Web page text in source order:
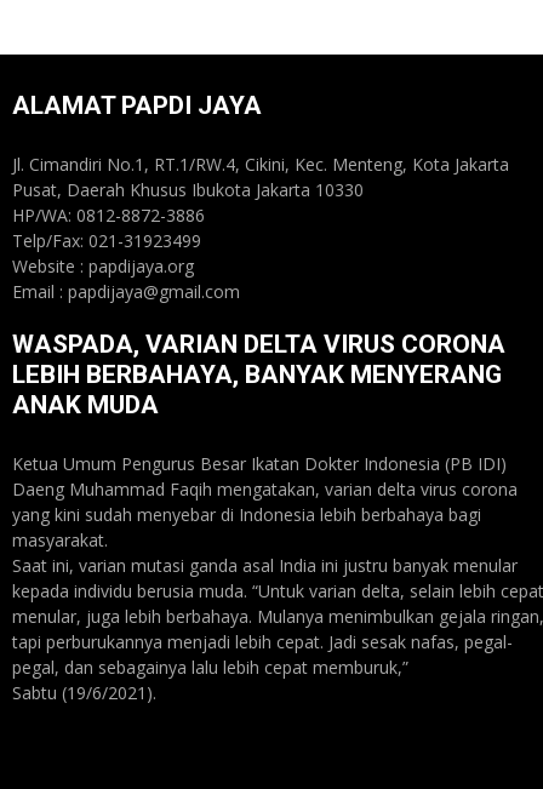
ALAMAT PAPDI JAYA
Jl. Cimandiri No.1, RT.1/RW.4, Cikini, Kec. Menteng, Kota Jakarta
Pusat, Daerah Khusus Ibukota Jakarta 10330
HP/WA: 0812-8872-3886
Telp/Fax: 021-31923499
Website : papdijaya.org
Email : papdijaya@gmail.com
WASPADA, VARIAN DELTA VIRUS CORONA
LEBIH BERBAHAYA, BANYAK MENYERANG
ANAK MUDA
Ketua Umum Pengurus Besar Ikatan Dokter Indonesia (PB IDI)
Daeng Muhammad Faqih mengatakan, varian delta virus corona
yang kini sudah menyebar di Indonesia lebih berbahaya bagi
masyarakat.
Saat ini, varian mutasi ganda asal India ini justru banyak menular
kepada individu berusia muda. “Untuk varian delta, selain lebih
menular, juga lebih berbahaya. Mulanya menimbulkan gejala
tapi perburukannya menjadi lebih cepat. Jadi sesak nafas, pegal-
pegal, dan sebagainya lalu lebih cepat memburuk,”
Sabtu (19/6/2021).